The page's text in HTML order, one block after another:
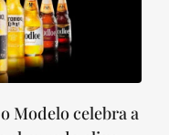
Modelo celebra a